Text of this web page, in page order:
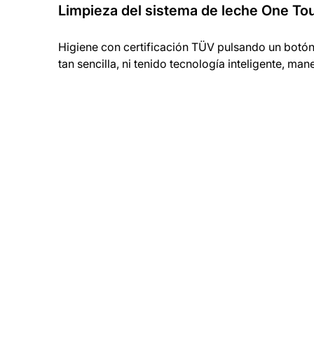
Limpieza del sistema de leche One
Higiene con certificación TÜV pulsando un
tan sencilla, ni tenido tecnología inteligente,